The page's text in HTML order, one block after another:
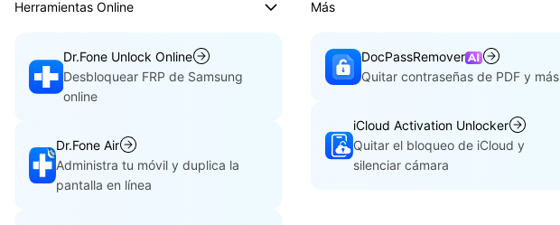
Herramientas Online
Dr.Fone Unlock Online
Desbloquear FRP de Samsung
online
Dr.Fone Air
Administra tu móvil y duplica la
pantalla en línea
Más
DocPassRemover
Quitar contraseñas de PDF y más
iCloud Activation Unlocker
Quitar el bloqueo de iCloud y
silenciar cámara